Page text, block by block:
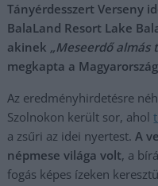
Tányérdesszert Verseny
BalaLand Resort Lake
akinek „Meseerdő almás
megkapta a
Az eredményhirdetésre
Szolnokon került sor, ahol
a zsűri az idei nyertest.A
népmese világa volt, a
fogás képes ízeken